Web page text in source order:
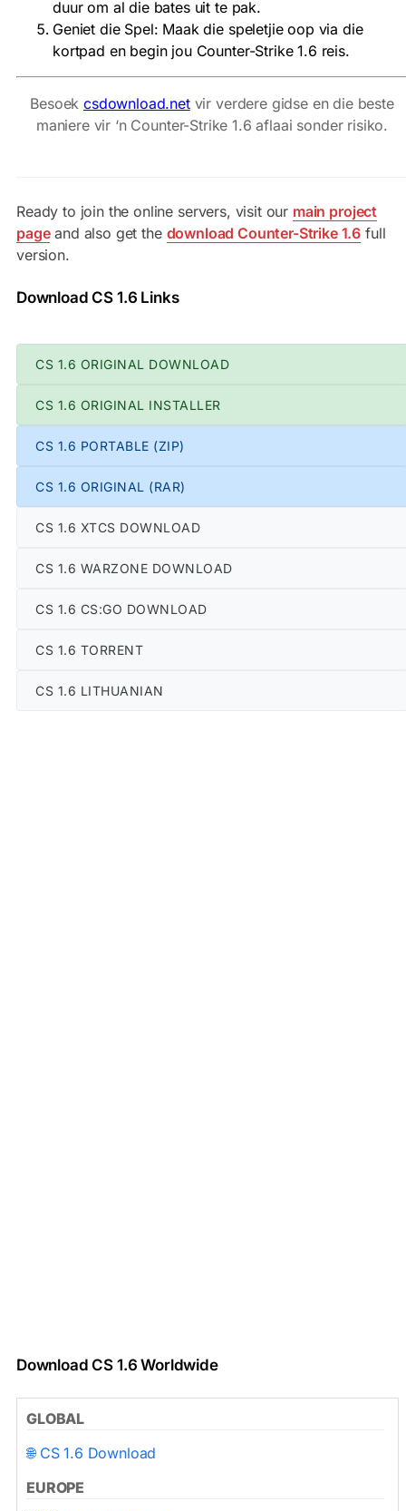
duur om al die bates uit te pak.
Geniet die Spel: Maak die speletjie oop via die
kortpad en begin jou Counter-Strike 1.6 reis.
Besoekcsdownload.netvir verdere gidse en die beste
maniere vir ‘n Counter-Strike 1.6 aflaai sonder risiko.
Ready to join the online servers, visit our main project
pageand also get the download Counter-Strike 1.6 full
version.
Download CS 1.6 Links
CS 1.6 ORIGINAL DOWNLOAD
CS 1.6 ORIGINAL INSTALLER
CS 1.6 PORTABLE (ZIP)
CS 1.6 ORIGINAL (RAR)
CS 1.6 XTCS DOWNLOAD
CS 1.6 WARZONE DOWNLOAD
CS 1.6 CS:GO DOWNLOAD
CS 1.6 TORRENT
CS 1.6 LITHUANIAN
Download CS 1.6 Worldwide
GLOBAL
🌐 CS 1.6 Download
EUROPE